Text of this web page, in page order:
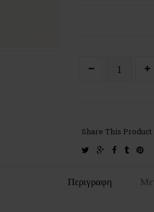
Share This Product
twittergoogle-facebook
tumblr
Περιγραφη